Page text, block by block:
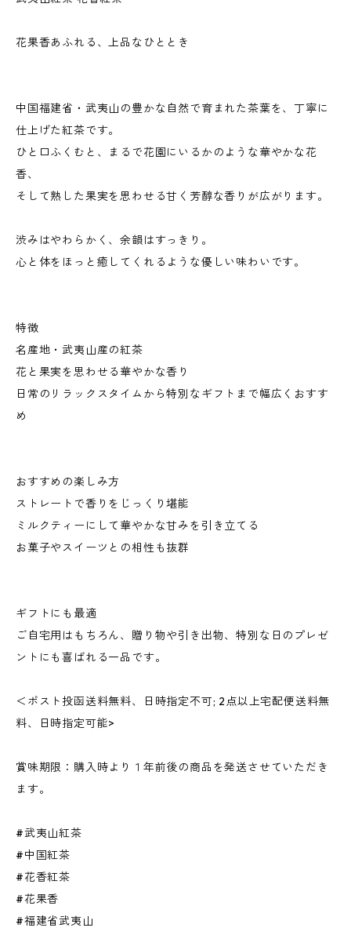
花果香あふれる、上品なひととき
中国福建省・武夷山の豊かな自然で育まれた茶葉を、丁寧に
仕上げた紅茶です。
ひと口ふくむと、まるで花園にいるかのような華やかな花
香、
そして熟した果実を思わせる甘く芳醇な香りが広がります。
渋みはやわらかく、余韻はすっきり。
心と体をほっと癒してくれるような優しい味わいです。
特徴
名産地・武夷山産の紅茶
花と果実を思わせる華やかな香り
日常のリラックスタイムから特別なギフトまで幅広くおすす
め
おすすめの楽しみ方
ストレートで香りをじっくり堪能
ミルクティーにして華やかな甘みを引き立てる
お菓子やスイーツとの相性も抜群
ギフトにも最適
ご自宅用はもちろん、贈り物や引き出物、特別な日のプレゼ
ントにも喜ばれる一品です。
＜ポスト投函送料無料、日時指定不可; 2点以上宅配便送料無
料、日時指定可能>
賞味期限：購入時より１年前後の商品を発送させていただき
ます。
#武夷山紅茶
#中国紅茶
#花香紅茶
#花果香
#福建省武夷山